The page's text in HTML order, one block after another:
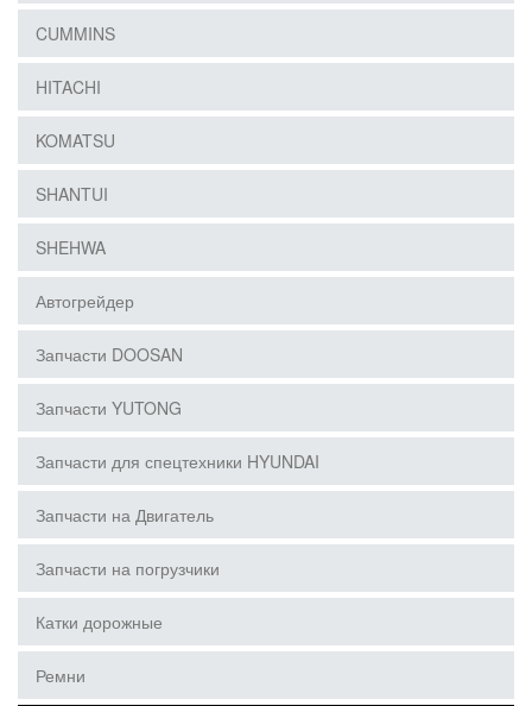
CUMMINS
HITACHI
KOMATSU
SHANTUI
SHEHWA
Автогрейдер
Запчасти DOOSAN
Запчасти YUTONG
Запчасти для спецтехники HYUNDAI
Запчасти на Двигатель
Запчасти на погрузчики
Катки дорожные
Ремни